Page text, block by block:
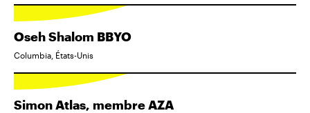
Oseh Shalom BBYO
Columbia, États-Unis
Simon Atlas, membre AZA